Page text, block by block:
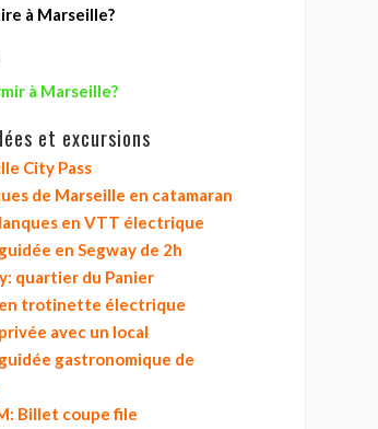
à Marseille?
à Marseille?
et excursions
City Pass
de Marseille en catamaran
en VTT électrique
en Segway de 2h
quartier du Panier
trotinette électrique
avec un local
gastronomique de
Billet coupe file